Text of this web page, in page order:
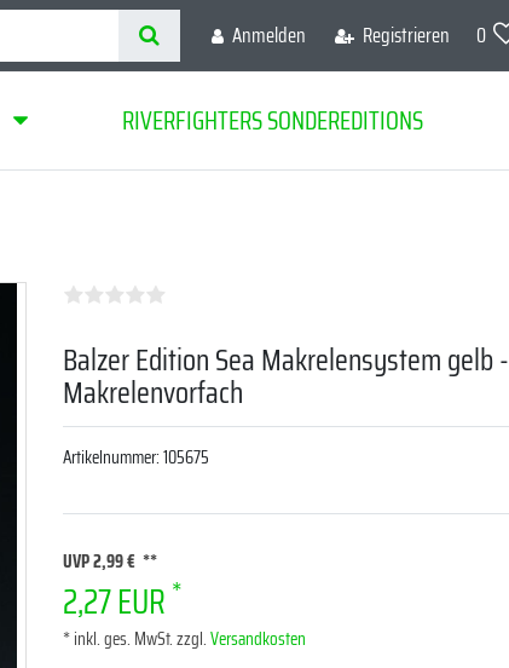
Anmelden Registrieren 0
RIVERFIGHTERS SONDEREDITIONS
Balzer Edition Sea Makrelensystem gelb -
Makrelenvorfach
Artikelnummer:105675
UVP 2,99 €
2,27 EUR *
* inkl. ges. MwSt. zzgl.Versandkosten